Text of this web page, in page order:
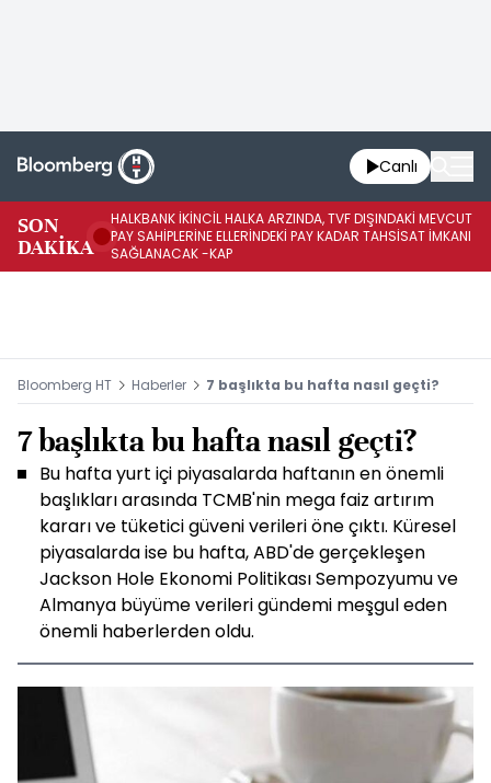
Canlı
SON
DAKİKA
HALKBANK İKİNCİL HALKA ARZINDA, TVF DIŞINDAKİ MEVCUT
PAY SAHİPLERİNE ELLERİNDEKİ PAY KADAR TAHSİSAT İMKANI
SAĞLANACAK -KAP
Bloomberg HT Haberler 7 başlıkta bu hafta nasıl geçti?
7 başlıkta bu hafta nasıl geçti?
Bu hafta yurt içi piyasalarda haftanın en önemli
başlıkları arasında TCMB'nin mega faiz artırım
kararı ve tüketici güveni verileri öne çıktı. Küresel
piyasalarda ise bu hafta, ABD'de gerçekleşen
Jackson Hole Ekonomi Politikası Sempozyumu ve
Almanya büyüme verileri gündemi meşgul eden
önemli haberlerden oldu.